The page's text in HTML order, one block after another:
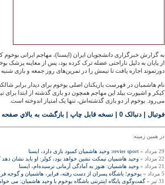
به گزارش خبرگزاری دانشجويان ايران (ايسنا)، مهاجم ايرانی
از پايان به دليل ناراحتی عضله ترک کرده بود، پس از معاينه پزشک
دورتموند اجازه يافت تا تيمش را در تمرين‌های روز جمعه و بازی
نام هاشميان در فهرست بازيکنان اصلی بوخوم برای ديدار برابر
کيکر و اشپورت بيلد اين مهاجم همچون دو بازی گذشته از ابتدا برای
می‌رود. بوخوم از دو بازی گذشته‌اش، تنها يک امتياز اندوخته است.
فوتبال | دنبالک 0 نسخه قابل چاپ بازگشت به بالاي صفحه
در همين زمينه:
29 مرداد »
revier sport: وحيد هاشميان کمبود بازی دارد، ايسنا
22 مرداد »
وحيد هاشميان نيمکت نشين خواهد بود، کولر: او بايد نشان دهد
21 مرداد »
وحيد هاشميان: هنوز به آمادگی آرمانی نرسيده‌ام، ايسنا
5 مرداد »
بوخوم؛ باشگاه پسران از دست رفته، فراير، هاشميان و گوجه
31 تير »
گفت‌وگوی پايگاه اينترنتی باشگاه بوخوم با وحيد هاشميان: می